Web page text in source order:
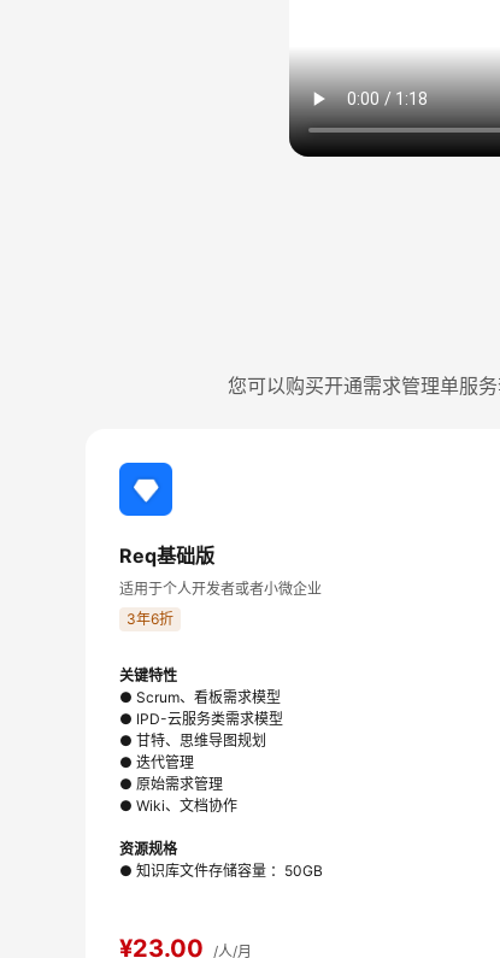
您可以购买开通需求管理单服
Req基础版
适用于个人开发者或者小微企业
3年6折
关键特性
● Scrum、看板需求模型
● IPD-云服务类需求模型
● 甘特、思维导图规划
● 迭代管理
● 原始需求管理
● Wiki、文档协作
资源规格
● 知识库文件存储容量 ：50GB
¥23.00 /人/月